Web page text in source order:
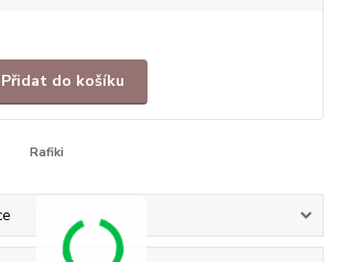
Přidat do košíku
Rafiki